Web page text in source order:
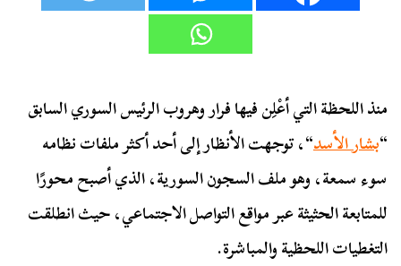
منذ اللحظة التي أعْلِن فيها فرار وهروب الرئيس السوري السابق
“بشار الأسد“، توجهت الأنظار إلى أحد أكثر ملفات نظامه
سوء سمعة، وهو ملف السجون السورية، الذي أصبح محورًا
للمتابعة الحثيثة عبر مواقع التواصل الاجتماعي، حيث انطلقت
التغطيات اللحظية والمباشرة.